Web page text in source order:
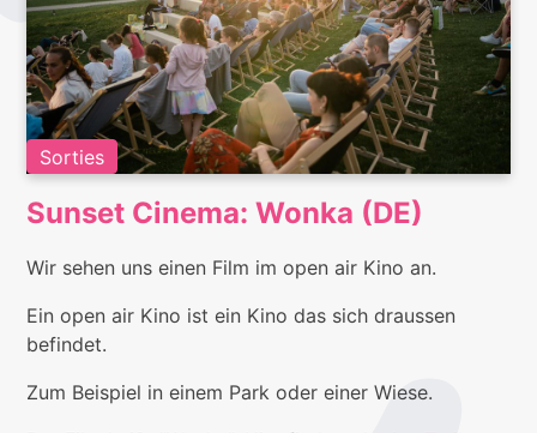
Sorties
Sunset Cinema: Wonka (DE)
Wir sehen uns einen Film im open air Kino an.
Ein open air Kino ist ein Kino das sich draussen
befindet.
Zum Beispiel in einem Park oder einer Wiese.